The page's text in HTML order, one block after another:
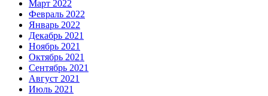
Март 2022
Февраль 2022
Январь 2022
Декабрь 2021
Ноябрь 2021
Октябрь 2021
Сентябрь 2021
Август 2021
Июль 2021